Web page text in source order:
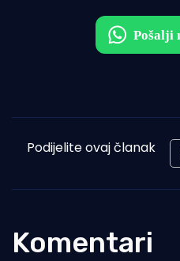
Podijelite ovaj članak
Komentari